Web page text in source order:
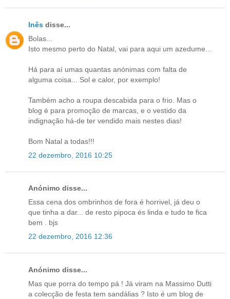
Inês disse...
Bolas...
Isto mesmo perto do Natal, vai para aqui um azedume...
Há para aí umas quantas anónimas com falta de
alguma coisa... Sol e calor, por exemplo!
Também acho a roupa descabida para o frio. Mas o
blog é para promoção de marcas, e o vestido da
indignação há-de ter vendido mais nestes dias!
Bom Natal a todas!!!
22 dezembro, 2016 10:25
Anónimo disse...
Essa cena dos ombrinhos de fora é horrivel, já deu o
que tinha a dar... de resto pipoca és linda e tudo te fica
bem . bjs
22 dezembro, 2016 12:36
Anónimo disse...
Mas que porra do tempo pá ! Já viram na Massimo Dutti
a colecção de festa tem sandálias ? Isto é um blog de